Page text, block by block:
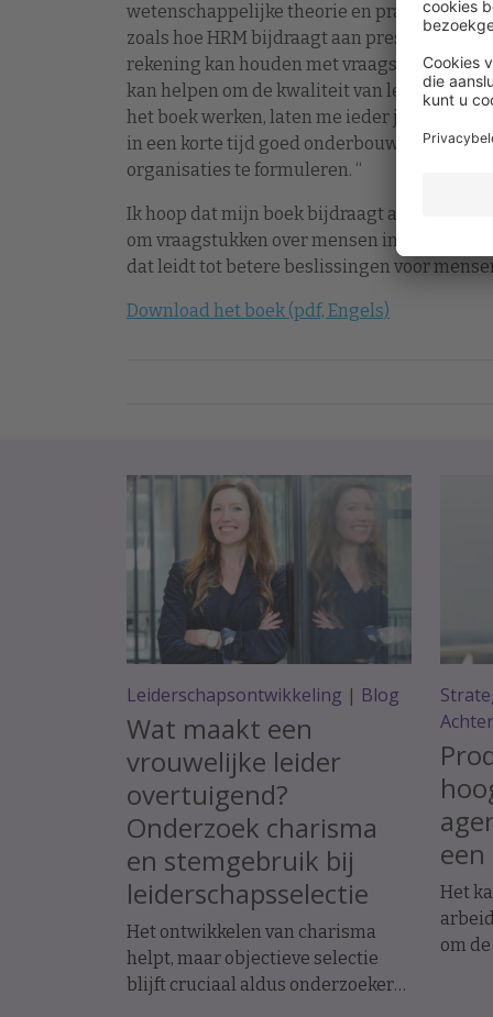
wetenschappelijke theorie en praktijk bij
zoals hoe HRM bijdraagt aan prestaties
rekening kan houden met vraagstukken
kan helpen om de kwaliteit van leven van
het boek werken, laten me ieder jaar zien
in een korte tijd goed onderbouwde,
organisaties te formuleren. “
Ik hoop dat mijn boek bijdraagt aan het
om vraagstukken over mensen in
dat leidt tot betere beslissingen voor
Download het boek (pdf, Engels)
Leiderschapsontwikkeling | Blog
Wat maakt een
vrouwelijke leider
overtuigend?
Onderzoek charisma
en stemgebruik bij
leiderschapsselectie
Het ontwikkelen van charisma
helpt, maar objectieve selectie
blijft cruciaal aldus onderzoeker
Het
om